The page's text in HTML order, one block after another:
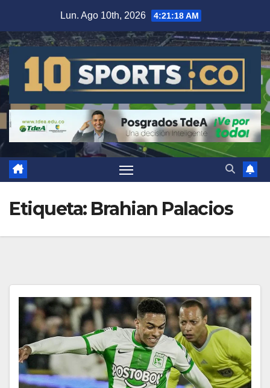
Lun. Ago 10th, 2026 4:21:19 AM
Etiqueta: Brahian Palacios